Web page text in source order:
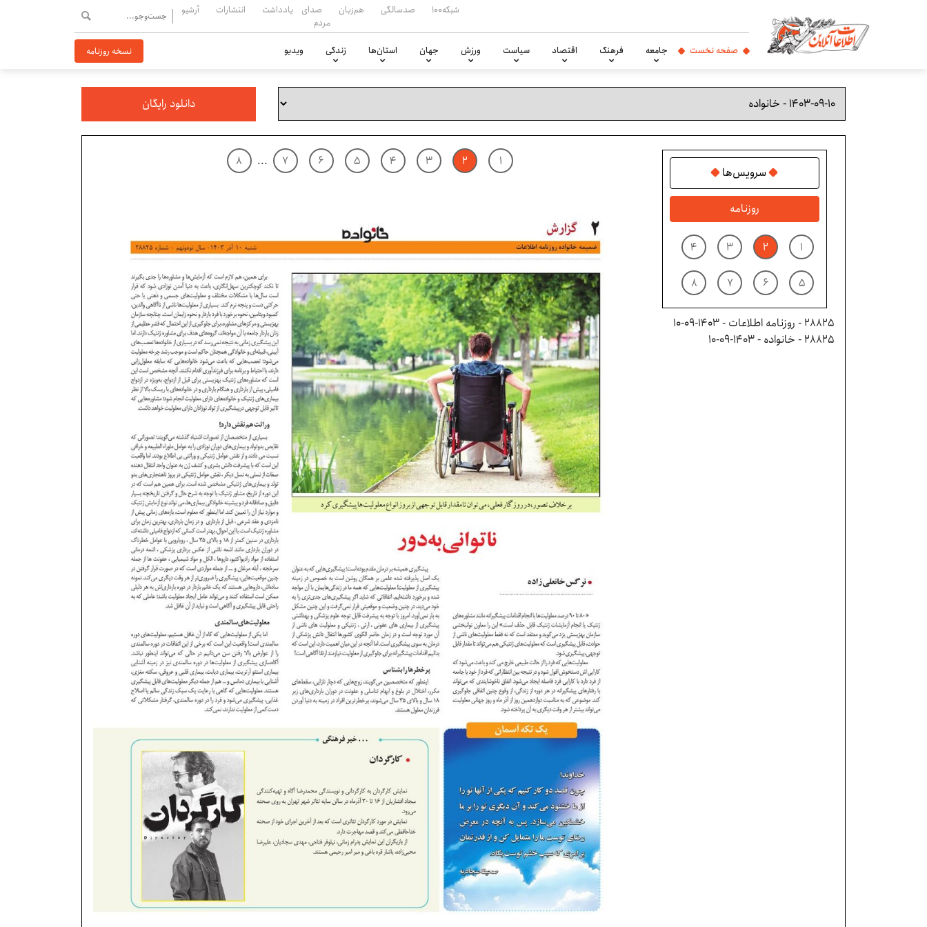
شبکه۱۰۰ صدسالگی هم‌زبان
صدای
مردم
یادداشت انتشارات آرشیو
صفحه نخست جامعه فرهنگ اقتصاد سیاست ورزش جهان استان‌ها زندگی ویدیو نسخه روزنامه
دانلود رایگان
سرویس‌ها
روزنامه
۱ ۲ ۳ ۴
۵ ۶ ۷ ۸
28825 - روزنامه اطلاعات - ۱۴۰۳-۰۹-۱۰
28825 - خانواده - ۱۴۰۳-۰۹-۱۰
۱ ۲ ۳ ۴ ۵ ۶ ۷ ... ۸